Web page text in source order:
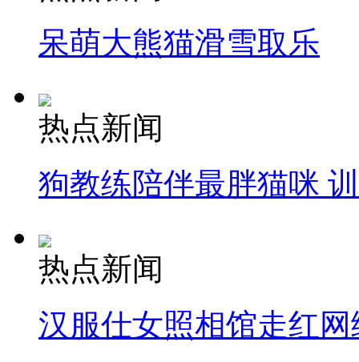
呆萌大熊猫滑雪取乐
热点新闻
狗教练陪伴最胖猫咪
热点新闻
汉服仕女照相馆走红网